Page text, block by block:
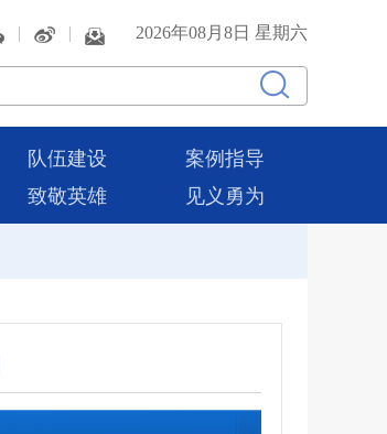
| | 2026年08月8日 星期六
队伍建设
案例指导
致敬英雄 见义勇为